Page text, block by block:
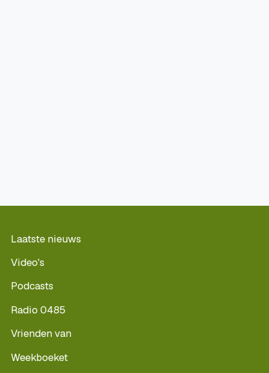
Laatste nieuws
Video's
Podcasts
Radio 0485
Vrienden van
Weekboeket